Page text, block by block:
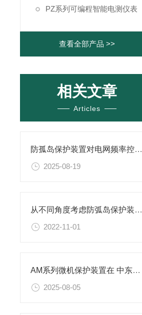
PZ系列可编程智能电测仪表
查看全部产品 >>
相关文章
Articles
防孤岛保护装置对电网频率控制的作用
2025-08-19
从不同角度考虑防弧岛保护装置的重要性
2022-11-01
AM系列微机保护装置在 中东区天然气回收站配电工程中的应用
2025-08-05